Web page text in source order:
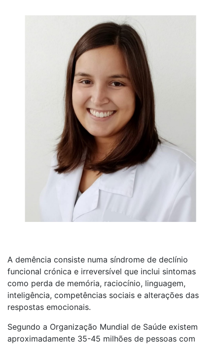
A demência consiste numa síndrome de declínio
funcional crónica e irreversível que inclui sintomas
como perda de memória, raciocínio, linguagem,
inteligência, competências sociais e alterações das
respostas emocionais.
Segundo a Organização Mundial de Saúde existem
aproximadamente 35-45 milhões de pessoas com